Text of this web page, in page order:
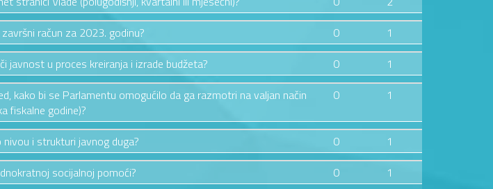
račun za 2023. godinu? 0
1
javnost u proces kreiranja i izrade budžeta? 0
1
kako bi se Parlamentu omogućilo da ga razmotri na valjan način
fiskalne godine)?
0 1
i strukturi javnog duga? 0
1
socijalnoj pomoći? 0
1